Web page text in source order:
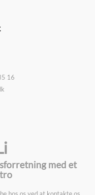
16
med et